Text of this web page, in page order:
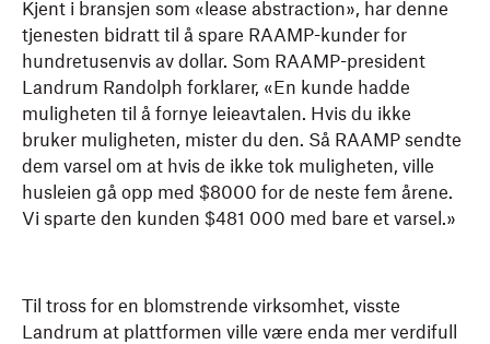
Kjent i bransjen som «lease abstraction», har denne
tjenesten bidratt til å spare RAAMP-kunder for
hundretusenvis av dollar. Som RAAMP-president
Landrum Randolph forklarer, «En kunde hadde
muligheten til å fornye leieavtalen. Hvis du ikke
bruker muligheten, mister du den. Så RAAMP sendte
dem varsel om at hvis de ikke tok muligheten, ville
husleien gå opp med $8000 for de neste fem årene.
Vi sparte den kunden $481 000 med bare et varsel.»
Til tross for en blomstrende virksomhet, visste
Landrum at plattformen ville være enda mer verdifull